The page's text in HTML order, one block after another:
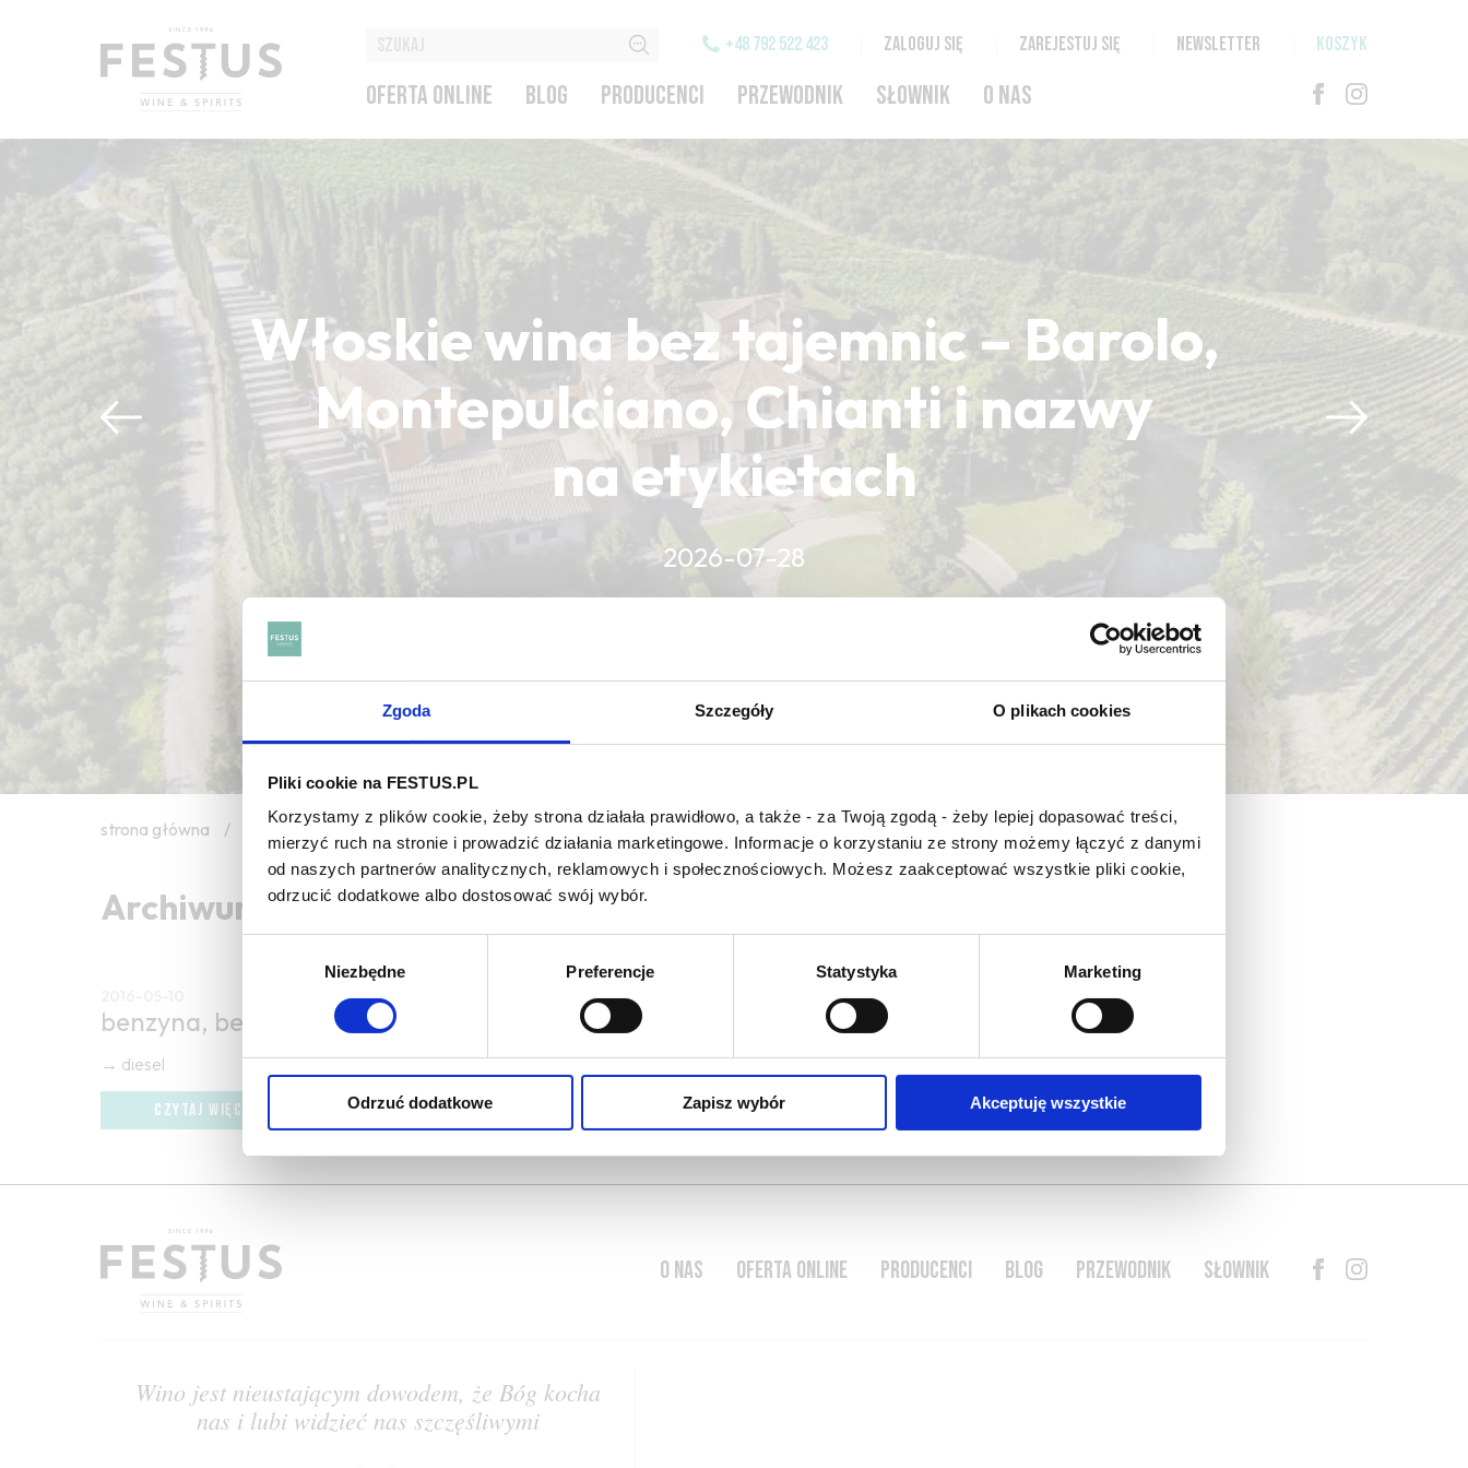
Zgoda Szczegóły O plikach cookies
Pliki cookie na FESTUS.PL
Korzystamy z plików cookie, żeby strona działała prawidłowo, a także - za Twoją zgodą - żeby lepiej dopasować treści,
mierzyć ruch na stronie i prowadzić działania marketingowe. Informacje o korzystaniu ze strony możemy łączyć z danymi
od naszych partnerów analitycznych, reklamowych i społecznościowych. Możesz zaakceptować wszystkie pliki cookie,
odrzucić dodatkowe albo dostosować swój wybór.
Niezbędne Preferencje Statystyka Marketing
Odrzuć dodatkowe Zapisz wybór Akceptuję wszystkie
+48 792 522 423 ZALOGUJ SIĘ ZAREJESTUJ SIĘ NEWSLETTER KOSZYK
OFERTA ONLINE BLOG PRODUCENCI PRZEWODNIK SŁOWNIK O NAS
Włoskie wina bez tajemnic – Barolo,
Montepulciano, Chianti i nazwy
na etykietach
2026-07-28
CZYTAJ WIĘCEJ
CZYTAJ WIĘCEJ
strona główna / diesel
Archiwum wpisów tagu: diesel
benzyna, benzynowe
→ diesel
CZYTAJ WIĘCEJ
O NAS OFERTA ONLINE PRODUCENCI BLOG PRZEWODNIK SŁOWNIK
Wino jest nieustającym dowodem, że Bóg kocha
nas i lubi widzieć nas szczęśliwymi